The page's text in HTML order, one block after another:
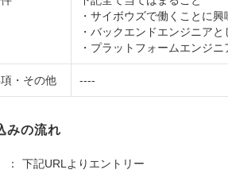
・サイボウズで働くことに
・バックエンドエンジニア
・プラットフォームエンジ
・その他 ----
みの流れ
下記URLよりエントリー